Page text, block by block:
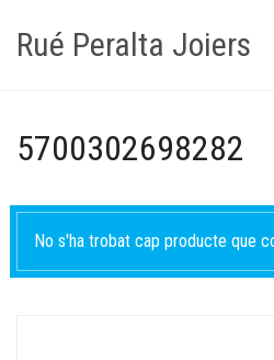
Rué Peralta Joiers
5700302698282
No s'ha trobat cap producte que